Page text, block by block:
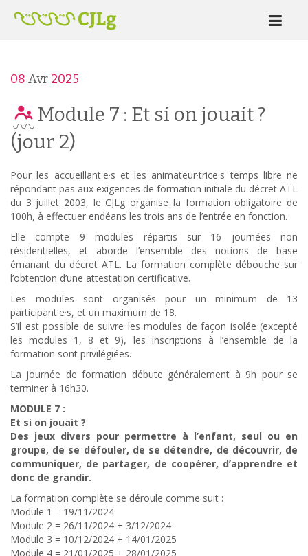
08 Avr 2025
Module 7 : Et si on jouait ?
(jour 2)
Pour les accueillant·e·s et les animateur·trice·s temps libre ne
répondant pas aux exigences de formation initiale du décret ATL
du 3 juillet 2003, le CJLg organise la formation obligatoire de
100h, à effectuer endéans les trois ans de l’entrée en fonction.
Elle compte 9 modules répartis sur 16 journées non
résidentielles, et aborde l’ensemble des notions de base
émanant du décret ATL. La formation complète débouche sur
l’obtention d’une attestation certificative.
Les modules sont organisés pour un minimum de 13
participant·e·s, et un maximum de 18.
S’il est possible de suivre les modules de façon isolée (excepté
les modules 1, 8 et 9), les inscriptions à l’ensemble de la
formation sont privilégiées.
La journée de formation débute généralement à 9h pour se
terminer à 16h30.
MODULE 7 :
Et si on jouait ?
Des jeux divers pour permettre à l’enfant, seul ou en
groupe, de se défouler, de se détendre, de découvrir, de
communiquer, de partager, de coopérer, d’apprendre et
donc de grandir.
La formation complète se déroule comme suit :
Module 1 = 19/11/2024
Module 2 = 26/11/2024 + 3/12/2024
Module 3 = 10/12/2024 + 14/01/2025
Module 4 = 21/01/2025 + 28/01/2025